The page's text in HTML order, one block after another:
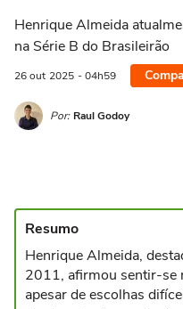
Henrique Almeida
na Série B do Brasileirão
26 out 2025 - 04h59
Por: Raul Godoy
Resumo
Henrique Almeida,
2011, afirmou sentir-se
apesar de escolhas